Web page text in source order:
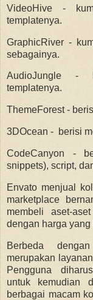
VideoHive -
templatenya.
GraphicRiver -
sebagainya.
AudioJungle -
templatenya.
ThemeForest -
3DOcean - berisi
CodeCanyon -
snippets), script,
Envato menjual
marketplace
membeli aset-
dengan harga yang
Berbeda
merupakan
Pengguna
untuk kemudian
berbagai macam